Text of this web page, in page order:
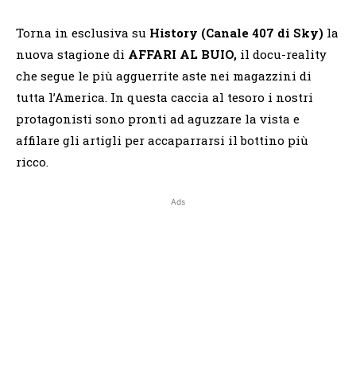
Torna in esclusiva su History (Canale 407 di Sky) la
nuova stagione di AFFARI AL BUIO, il docu-reality
che segue le più agguerrite aste nei magazzini di
tutta l’America. In questa caccia al tesoro i nostri
protagonisti sono pronti ad aguzzare la vista e
affilare gli artigli per accaparrarsi il bottino più
ricco.
Ads